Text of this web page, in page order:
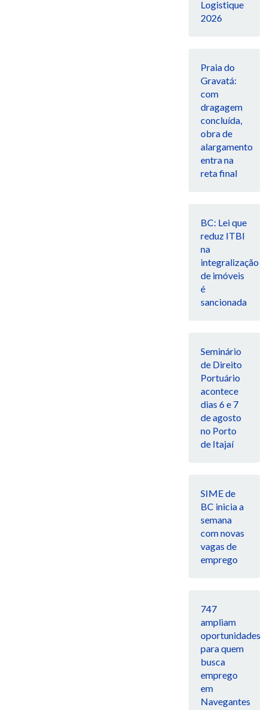
Logistique
2026
Praia do
Gravatá:
com
dragagem
concluída,
obra de
alargamento
entra na
reta final
BC: Lei que
reduz ITBI
na
integralização
de imóveis
é
sancionada
Seminário
de Direito
Portuário
acontece
dias 6 e 7
de agosto
no Porto
de Itajaí
SIME de
BC inicia a
semana
com novas
vagas de
emprego
747
ampliam
oportunidades
para quem
busca
emprego
em
Navegantes